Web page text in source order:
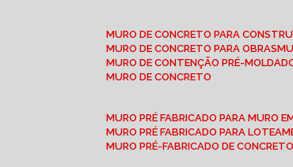
MURO DE CONCRETO PARA
MURO DE CONCRETO PARA OBRAS
MURO DE CONTENÇÃO PRÉ-
MURO DE CONCRETO
MURO PRÉ FABRICADO PARA MURO
MURO PRÉ FABRICADO PARA
MURO PRÉ-FABRICADO DE